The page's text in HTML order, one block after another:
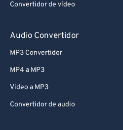
Convertidor de vídeo
Audio Convertidor
MP3 Convertidor
MP4 a MP3
Video a MP3
Convertidor de audio